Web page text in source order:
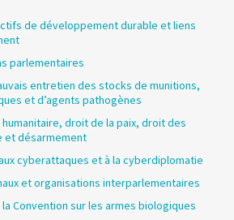
de développement durable et liens
parlementaires
entretien des stocks de munitions,
et d’agents pathogènes
droit de la paix, droit des
et désarmement
cyberattaques et à la cyberdiplomatie
et organisations interparlementaires​
Convention sur les armes biologiques